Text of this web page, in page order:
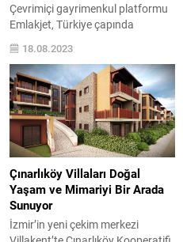
Çevrimiçi gayrimenkul platformu
Emlakjet, Türkiye çapında
temmuz ayı verilerini yayınladı.
Buna göre temmuz ayında
Türkiye genelinde hem satılık
fiyatları hem de kiralık fiyatları
önceki aya göre yüzde 8 artış
gösterdi. Emlakjet verilerine göre
ayrıca satılık konut fiyat
değişiminde Konya, kiralıkta ise
Bursa Temmuz ayının lideri
olurken, en çok arama yapılan...
18.08.2023
Çınarlıköy Villaları Doğal
Yaşam ve Mimariyi Bir Arada
Sunuyor
İzmir’in yeni çekim merkezi